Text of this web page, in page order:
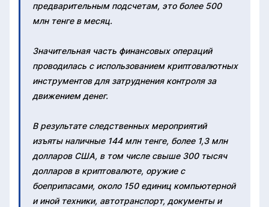
предварительным подсчетам, это более 500
млн тенге в месяц.
Значительная часть финансовых операций
проводилась с использованием криптовалютных
инструментов для затруднения контроля за
движением денег.
В результате следственных мероприятий
изъяты наличные 144 млн тенге, более 1,3 млн
долларов США, в том числе свыше 300 тысяч
долларов в криптовалюте, оружие с
боеприпасами, около 150 единиц компьютерной
и иной техники, автотранспорт, документы и